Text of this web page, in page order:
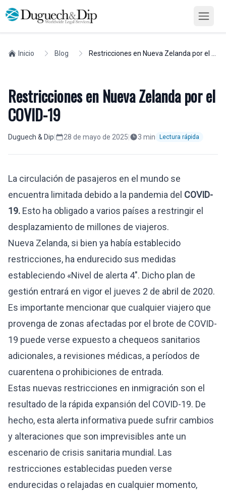
Inicio Blog
Restricciones en Nueva Zelanda por el
COVID-19
Duguech & Dip 28 de mayo de 2025 3 min Lectura rápida
La circulación de pasajeros en el mundo se
encuentra limitada debido a la pandemia del COVID-
19. Esto ha obligado a varios países a restringir el
desplazamiento de millones de viajeros.
Nueva Zelanda, si bien ya había establecido
restricciones, ha endurecido sus medidas
estableciendo «Nivel de alerta 4″. Dicho plan de
gestión entrará en vigor el jueves 2 de abril de 2020.
Es importante mencionar que cualquier viajero que
provenga de zonas afectadas por el brote de COVID-
19 puede verse expuesto a chequeos sanitarios
adicionales, a revisiones médicas, a períodos de
cuarentena o prohibiciones de entrada.
Estas nuevas restricciones en inmigración son el
resultado de la rápida expansión del COVID-19. De
hecho, esta alerta informativa puede sufrir cambios
y alteraciones que son imprevisibles ante un
escenario de crisis sanitaria mundial. Las
restricciones establecidas pueden verse
endurecidas o relajadas en cualquier momento,